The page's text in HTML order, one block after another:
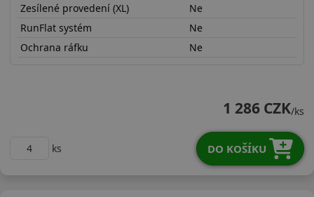
Zesílené provedení (XL)
Ne
RunFlat systém
Ne
Ochrana ráfku
Ne
1 286 CZK/ks
ks DO KOŠÍKU